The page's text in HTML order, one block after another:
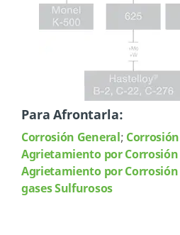
Para Afrontarla:
Corrosión General;
Agrietamiento por
Agrietamiento por
gases Sulfurosos